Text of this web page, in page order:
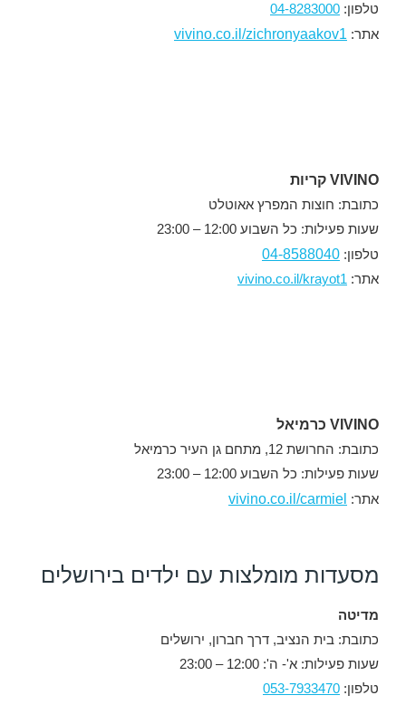
טלפון: 04-8283000
אתר: vivino.co.il/zichronyaakov1
VIVINO קריות
כתובת: חוצות המפרץ אאוטלט
שעות פעילות: כל השבוע 12:00 – 23:00
טלפון: 04-8588040
אתר: vivino.co.il/krayot1
VIVINO כרמיאל
כתובת: החרושת 12, מתחם גן העיר כרמיאל
שעות פעילות: כל השבוע 12:00 – 23:00
אתר: vivino.co.il/carmiel
מסעדות מומלצות עם ילדים בירושלים
מדיטה
כתובת: בית הנציב, דרך חברון, ירושלים
שעות פעילות: א'- ה': 12:00 – 23:00
טלפון: 053-7933470